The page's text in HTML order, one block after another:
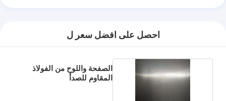
احصل على افضل سعر ل
الصفحة واللوح من الفولاذ
المقاوم للصدأ